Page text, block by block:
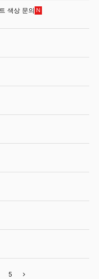
색상 문의 N
5